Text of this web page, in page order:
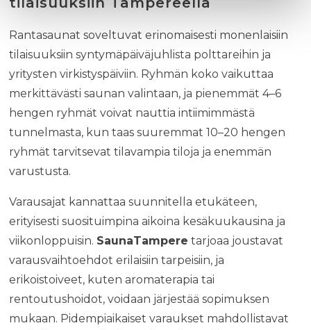
Rantasaunat soveltuvat erinomaisesti monenlaisiin
tilaisuuksiin syntymäpäiväjuhlista polttareihin ja
yritysten virkistyspäiviin. Ryhmän koko vaikuttaa
merkittävästi saunan valintaan, ja pienemmät 4–6
hengen ryhmät voivat nauttia intiimimmästä
tunnelmasta, kun taas suuremmat 10–20 hengen
ryhmät tarvitsevat tilavampia tiloja ja enemmän
varustusta.
Varausajat kannattaa suunnitella etukäteen,
erityisesti suosituimpina aikoina kesäkuukausina ja
viikonloppuisin. SaunaTampere tarjoaa joustavat
varausvaihtoehdot erilaisiin tarpeisiin, ja
erikoistoiveet, kuten aromaterapia tai
rentoutushoidot, voidaan järjestää sopimuksen
mukaan. Pidempiaikaiset varaukset mahdollistavat